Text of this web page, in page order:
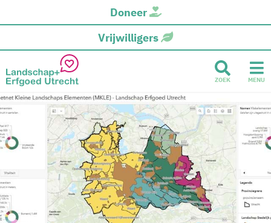
Doneer
Vrijwilligers
ZOEK MENU